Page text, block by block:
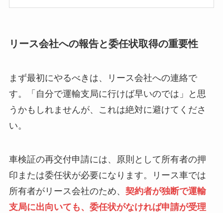
リース会社への報告と委任状取得の重要性
まず最初にやるべきは、リース会社への連絡で
す。「自分で運輸支局に行けば早いのでは」と思
うかもしれませんが、これは絶対に避けてくださ
い。
車検証の再交付申請には、原則として所有者の押
印または委任状が必要になります。リース車では
所有者がリース会社のため、 契約者が独断で運輸
支局に出向いても、委任状がなければ申請が受理